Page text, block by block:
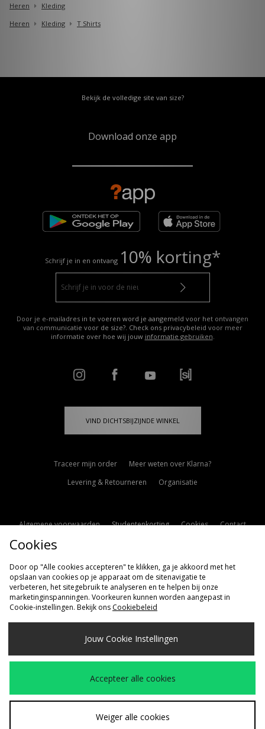
Heren
Kleding
Heren
Kleding T Shirts
Bekijk de volledige site van size?
Download onze app
Schrijf je in en ontvang 10% korting*
Door je e-mailadres in te voeren word je aangemeld voor het ontvangen
van communicatie voor de size?. Check ons privacybeleid voor meer
informatie over hoe wij jouw informatie gebruiken
VIND DICHTSBIJZIJNDE WINKEL
Traceer mijn order
Meer weten over Klarna?
Levering & Retourneren
Organisatie
Algemene voorwaarden Studentenkorting Cookies
Contact
Cookie Instellingen
Verzenden Naar
Nederland
Wij accepteren de volgende betaalmethoden
Bezoek onze bedrijfspagina
www.jdplc.com
Cookies
Door op "Alle cookies accepteren" te klikken, ga je akkoord met het
opslaan van cookies op je apparaat om de sitenavigatie te
verbeteren, het sitegebruik te analyseren en te helpen bij onze
marketinginspanningen. Voorkeuren kunnen worden aangepast in
Cookie-instellingen. Bekijk ons Cookiebeleid
Jouw Cookie Instellingen
Accepteer alle cookies
Weiger alle cookies